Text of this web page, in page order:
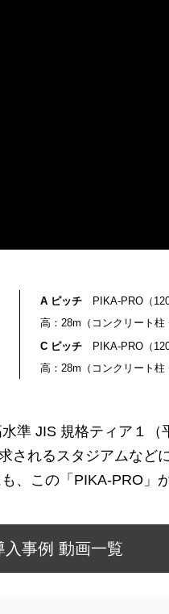
A ピッチ PIKA-PRO（
高：28m（コンクリート柱
C ピッチ PIKA-PRO（
高：28m（コンクリート柱
準 JIS 規格ティア１
されるスタジアムなど
、この「PIKA-PRO」
入事例 動画一覧